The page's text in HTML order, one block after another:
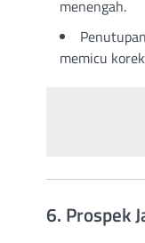
menengah.
memicu
6. Prospek